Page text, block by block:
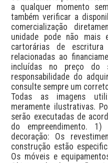
a qualquer momento
também verificar a
comercialização
unidade pode não mais
cartorárias de
relacionadas ao
incluídas no preço do
responsabilidade do
consulte sempre um
Todas as imagens
meramente ilustrativas.
serão executadas de
do empreendimento.
decoração: Os
construção estão
Os móveis e